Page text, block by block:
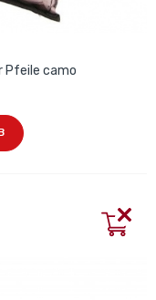
Pfeile camo